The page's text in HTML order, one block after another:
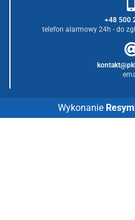
+48 500
telefon alarmowy 24h - do
Wykonanie